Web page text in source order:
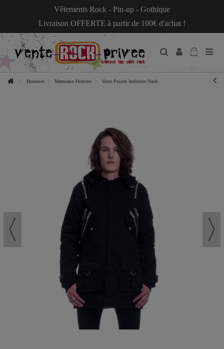
Vêtements Rock - Pin-up - Gothique
Livraison OFFERTE à partir de 100€ d'achat !
Hommes Manteaux Homme Veste Poizen Industrie Nash